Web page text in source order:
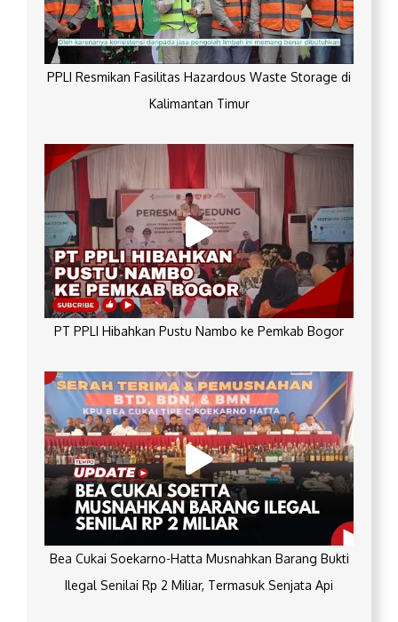
PPLI Resmikan Fasilitas Hazardous Waste Storage di
Kalimantan Timur
PT PPLI Hibahkan Pustu Nambo ke Pemkab Bogor
Bea Cukai Soekarno-Hatta Musnahkan Barang Bukti
Ilegal Senilai Rp 2 Miliar, Termasuk Senjata Api